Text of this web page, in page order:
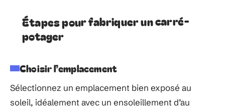
Étapes pour fabriquer un carré-
potager
Choisir l’emplacement
Sélectionnez un emplacement bien exposé au
soleil, idéalement avec un ensoleillement d’au